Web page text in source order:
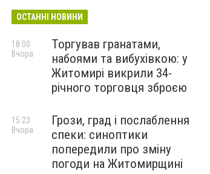
ОСТАННІ НОВИНИ
Торгував гранатами,
набоями та вибухівкою: у
Житомирі викрили 34-
річного торговця зброєю
18:00
Вчора
Грози, град і послаблення
спеки: синоптики
попередили про зміну
погоди на Житомирщині
15:23
Вчора